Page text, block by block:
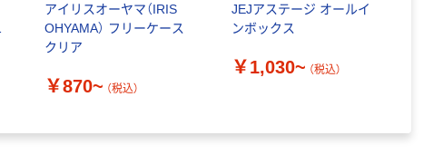
アイリスオーヤマ（IRIS
OHYAMA） フリーケース
クリア
￥870~ （税込）
JEJアステージ オールイ
ンボックス
￥1,030~ （税込）
ペーパータオル
FSC認証 シング